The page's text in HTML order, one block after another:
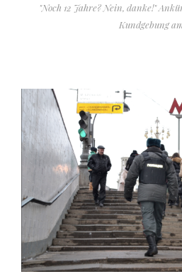
"Noch 12 Jahre? Nein, danke!"
Kundgebung